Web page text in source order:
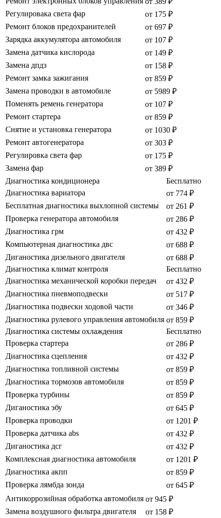
Регулировака света фар
от 175 ₽
Ремонт блоков предохранителей
от 697 ₽
Зарядка аккумулятора автомобиля
от 107 ₽
Замена датчика кислорода
от 149 ₽
Замена дпдз
от 158 ₽
Ремонт замка зажигания
от 859 ₽
Замена проводки в автомобиле
от 5989 ₽
Поменять ремень генератора
от 107 ₽
Ремонт стартера
от 859 ₽
Снятие и установка генератора
от 1030 ₽
Ремонт автогенератора
от 303 ₽
Регулировка света фар
от 175 ₽
Замена фар
от 389 ₽
Диагностика кондиционера
Бесплатно
Диагностика вариатора
от 774 ₽
Бесплатная диагностика выхлопной системы
от 261 ₽
Проверка генератора автомобиля
от 286 ₽
Диагностика грм
от 432 ₽
Компьютерная диагностика двс
от 688 ₽
Диганостика дизельного двигателя
от 688 ₽
Диагностика климат контроля
Бесплатно
Диагностика механической коробки передач
от 432 ₽
Диагностика пневмоподвески
от 517 ₽
Диагностика подвески ходовой части
от 346 ₽
Диагностика рулевого управления автомобиля от 859 ₽
Диагностика системы охлаждения
Бесплатно
Проверка стартера
от 286 ₽
Диагностика сцепления
от 432 ₽
Диагностика топливной системы
от 859 ₽
Диагностика тормозов автомобиля
от 859 ₽
Проверка турбины
от 859 ₽
Диганостика эбу
от 645 ₽
Проверка проводки
от 1201 ₽
Проверка датчика abs
от 432 ₽
Диганостика дсг
от 432 ₽
Комплексная диагностика автомобиля
от 1201 ₽
Диагностика акпп
от 859 ₽
Проверка лямбда зонда
от 645 ₽
Антикоррозийная обработка автомобиля от 945 ₽
Замена воздушного фильтра двигателя
от 158 ₽